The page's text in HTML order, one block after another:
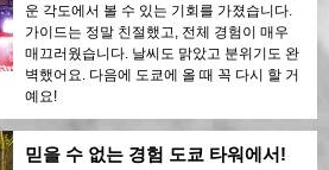
운 각도에서 볼 수 있는 기회를 가졌습니다.
가이드는 정말 친절했고, 전체 경험이 매우
매끄러웠습니다. 날씨도 맑았고 분위기도 완
벽했어요. 다음에 도쿄에 올 때 꼭 다시 할 거
예요!
믿을 수 없는 경험 도쿄 타워에서!